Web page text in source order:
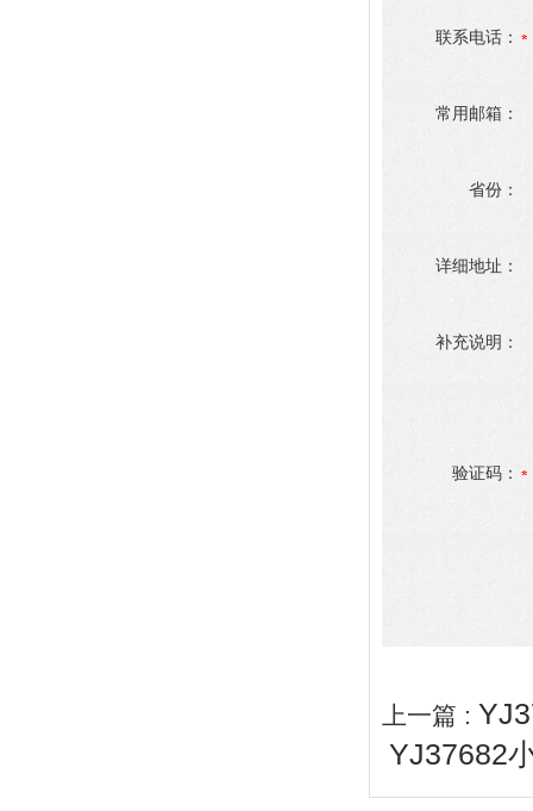
联系电话：
常用邮箱：
省份：
详细地址：
补充说明：
验证码：
上一篇 :
YJ37682